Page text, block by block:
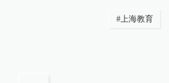
#上海教育